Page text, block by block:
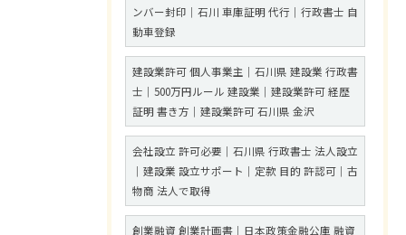
ンバー封印｜石川 車庫証明 代行｜行政書士 自
動車登録
建設業許可 個人事業主｜石川県 建設業 行政書
士｜500万円ルール 建設業｜建設業許可 経歴
証明 書き方｜建設業許可 石川県 金沢
会社設立 許可必要｜石川県 行政書士 法人設立
｜建設業 設立サポート｜定款 目的 許認可｜古
物商 法人で取得
創業融資 創業計画書｜日本政策金融公庫 融資